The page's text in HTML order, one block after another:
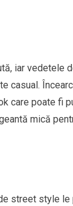
iar vedetele
casual.
care poate fi
mică
street style le